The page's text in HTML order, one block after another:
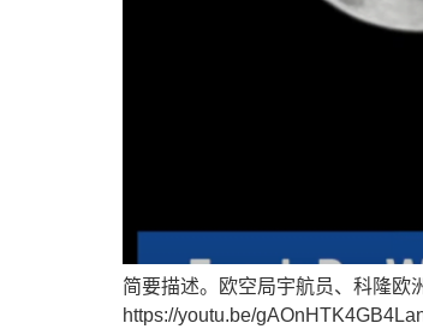
简要描述。欧空局宇航员、科隆欧
https://youtu.be/